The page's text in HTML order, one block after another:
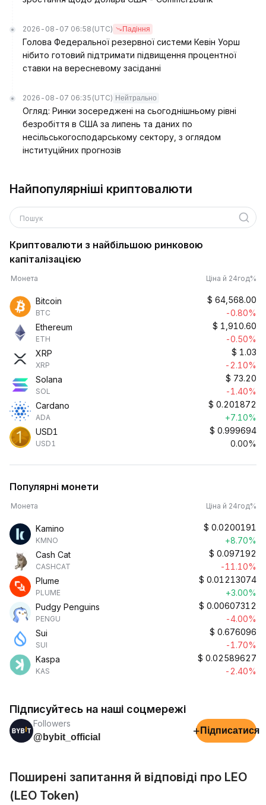
2026-08-07 06:58 (UTC) Падіння
Голова Федеральної резервної системи Кевін Уорш
нібито готовий підтримати підвищення процентної
ставки на вересневому засіданні
2026-08-07 06:35 (UTC) Нейтрально
Огляд: Ринки зосереджені на сьогоднішньому рівні
безробіття в США за липень та даних по
несільськогосподарському сектору, з оглядом
інституційних прогнозів
Найпопулярніші криптовалюти
Пошук
Криптовалюти з найбільшою ринковою
капіталізацією
Монета Ціна й 24год%
Bitcoin
BTC
$ 64,568.00
-0.80%
Ethereum
ETH
$ 1,910.60
-0.50%
XRP
XRP
$ 1.03
-2.10%
Solana
SOL
$ 73.20
-1.40%
Cardano
ADA
$ 0.201872
+7.10%
USD1
USD1
$ 0.999694
0.00%
Популярні монети
Монета Ціна й 24год%
Kamino
KMNO
$ 0.0200191
+8.70%
Cash Cat
CASHCAT
$ 0.097192
-11.10%
Plume
PLUME
$ 0.01213074
+3.00%
Pudgy Penguins
PENGU
$ 0.00607312
-4.00%
Sui
SUI
$ 0.676096
-1.70%
Kaspa
KAS
$ 0.02589627
-2.40%
Підписуйтесь на наші соцмережі
Followers
@bybit_official
+ Підписатися
Поширені запитання й відповіді про LEO
(LEO Token)